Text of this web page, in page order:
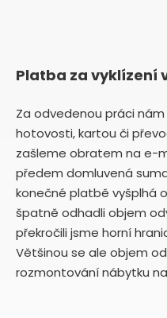
Platba za vyklízení
Za odvedenou práci
hotovosti, kartou či
zašleme obratem na e-
předem domluvená
konečné platbě vyšplhá
špatně odhadli objem
překročili jsme horní
Většinou se ale objem
rozmontování nábytku